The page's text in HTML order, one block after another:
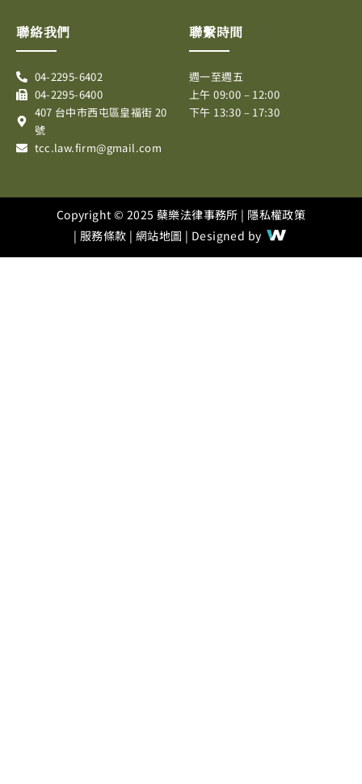
k
t
a
r
a
t
b
e
聯繫時間
週一至週五
上午 09:00 – 12:00
下午 13:30 – 17:30
聯絡我們
04-2295-6402
04-2295-6400
407 台中市西屯區皇福街 20
號
tcc.law.firm@gmail.com
Copyright © 2025 蘗樂法律事務所 | 隱私權政策
| 服務條款 | 網站地圖 | Designed by